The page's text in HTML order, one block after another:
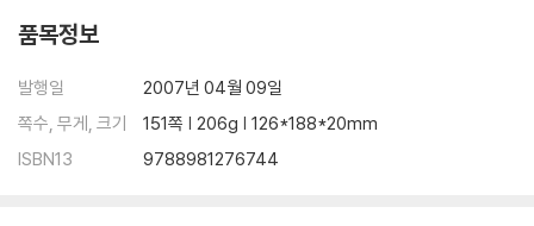
품목정보
발행일
2007년 04월 09일
쪽수, 무게, 크기
151쪽 | 206g | 126*188*20mm
ISBN13
9788981276744